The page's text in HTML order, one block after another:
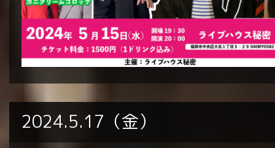
2024.5.17（金）